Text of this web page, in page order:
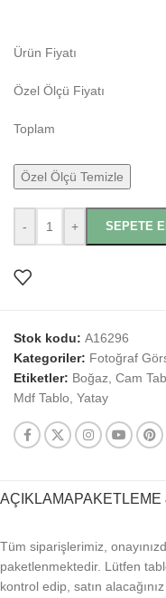
Ürün Fiyatı
Özel Ölçü Fiyatı
Toplam
Özel Ölçü Temizle
- + SEPETE
Stok kodu: A16296
Kategoriler: Fotoğraf
Etiketler: Boğaz, Cam
Mdf Tablo, Yatay
AÇIKLAMAPAKETLEME
Tüm siparişlerimiz,
paketlenmektedir. Lütfen
kontrol edip, satın